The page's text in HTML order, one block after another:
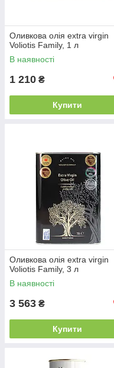
Оливкова олія extra virgin
Voliotis Family, 1 л
В наявності
1 210 ₴
Купити
Оливкова олія extra virgin
Voliotis Family, 3 л
В наявності
3 563 ₴
Купити